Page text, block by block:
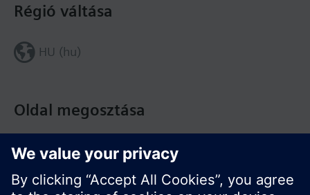
Oldal megosztása
Régió váltása
HU (hu)